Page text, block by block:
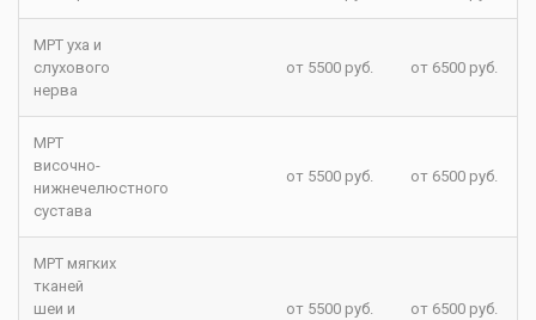
МРТ уха и
слухового
нерва
от 5500 руб. от 6500 руб.
МРТ
височно-
нижнечелюстного
сустава
от 5500 руб. от 6500 руб.
МРТ мягких
тканей
шеи и
от 5500 руб. от 6500 руб.